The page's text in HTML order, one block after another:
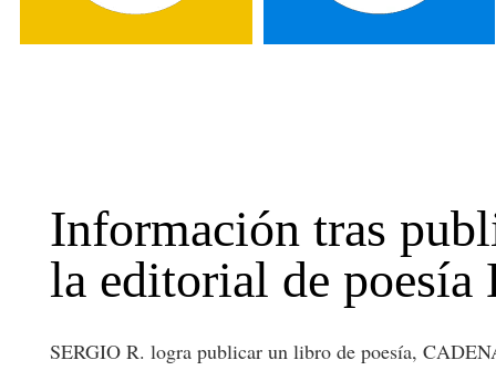
Información tras
la editorial de poesía
SERGIO R. logra publicar un libro de poesía,